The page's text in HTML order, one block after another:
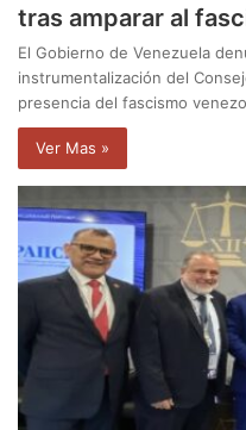
tras amparar al
El Gobierno de Venezuela
instrumentalización del
presencia del fascismo
Ver Mas »